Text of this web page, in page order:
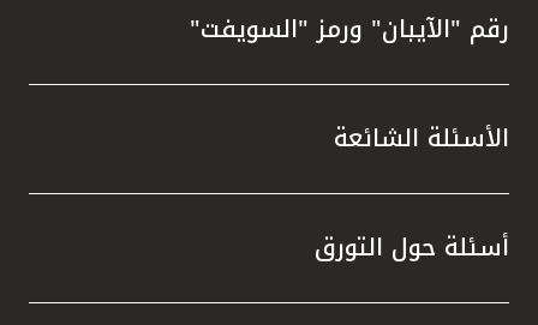
رقم "الآيبان" ورمز "السويفت"
الأسئلة الشائعة
أسئلة حول التورق